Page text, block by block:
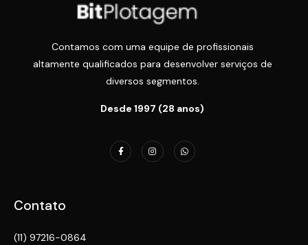
Contamos com uma equipe de profissionais
altamente qualificados para desenvolver serviços de
diversos segmentos.
Desde 1997 (28 anos)
Contato
(11) 97216-0864